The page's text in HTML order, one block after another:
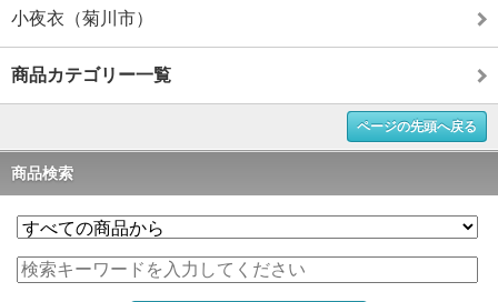
小夜衣（菊川市）
商品カテゴリー一覧
ページの先頭へ戻る
商品検索